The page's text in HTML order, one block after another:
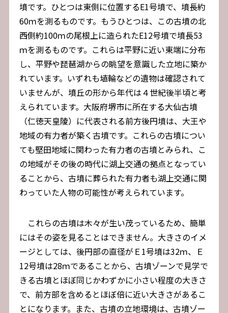
墳です。ひとつは東側に位置するE1号墳で、墳長約
60ｍを測るものです。もうひとつは、この古墳の北
西側約100ｍの尾根上に造られたE12号墳で墳長53
ｍを測るものです。これらは平野に近い東端に分布
し、平野や琵琶湖からの眺望を意識した立地に築か
れています。いずれも埴輪などの遺物は確認されて
いませんが、墳丘の形から年代は４世紀後半頃と考
えられています。大阪府堺市に所在する大仙古墳
（仁徳天皇陵）に代表される前方後円墳は、大王や
地域の有力者が築く古墳です。これらの古墳につい
ても堅田地域に関わった有力者の古墳とみられ、こ
の地域がその後の時代に湖上交通の拠点となってい
ることから、古墳に葬られた有力者も湖上交通に関
わっていた人物の可能性が考えられています。
これらの古墳は木々が生い茂っているため、簡単
にはその姿を見ることはできません。大きさのイメ
ージとしては、後円部の直径がＥ1号墳は32ｍ、Ｅ
12号墳は28ｍであることから、古墳ゾーンで見学で
きる古墳とほぼ同じかわずかに小さい程度の大きさ
で、前方部を含めるとほぼ倍に近い大きさがあるこ
とになります。また、古墳の立地環境は、古墳ゾー